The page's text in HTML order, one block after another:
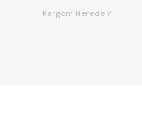
Kargom Nerede ?